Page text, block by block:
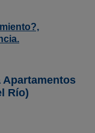
Río)